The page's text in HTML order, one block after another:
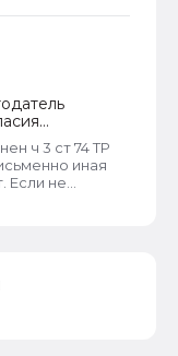
ч 3 ст 74 ТР
иная
Если не